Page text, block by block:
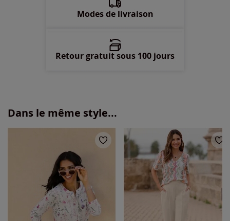
Modes de livraison
Retour gratuit sous 100 jours
Dans le même style...